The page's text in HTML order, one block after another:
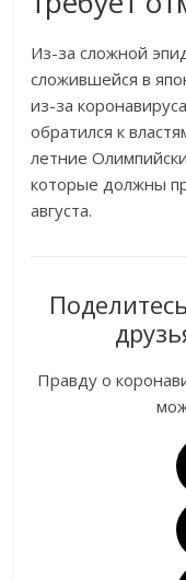
Из-за сложной
сложившейся в
из-за
обратился к
летние
которые должны
августа.
Правду о